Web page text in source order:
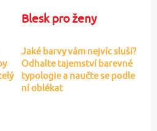
Blesk pro ženy
Jaké barvy vám nejvíc sluší?
Odhalte tajemství barevné
typologie a naučte se podle
ní oblékat